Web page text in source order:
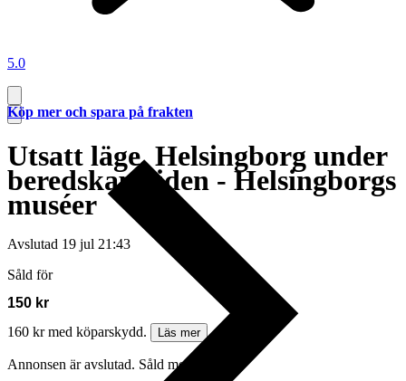
5.0
Utsatt läge. Helsingborg under
beredskapstiden - Helsingborgs
muséer
Avslutad 19 jul 21:43
Såld för
150 kr
160 kr med köparskydd.
Läs mer
Annonsen är avslutad. Såld med Köp nu.
Köp mer och spara på frakten